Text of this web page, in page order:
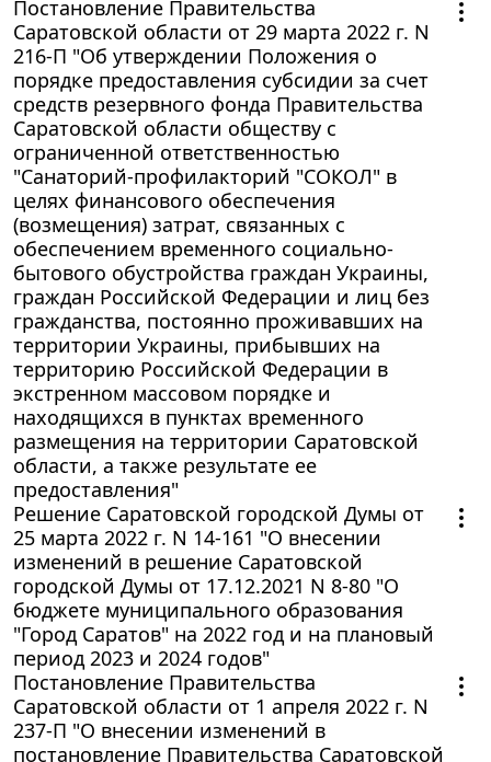
Постановление Правительства
Саратовской области от 29 марта 2022 г. N
216-П "Об утверждении Положения о
порядке предоставления субсидии за счет
средств резервного фонда Правительства
Саратовской области обществу с
ограниченной ответственностью
"Санаторий-профилакторий "СОКОЛ" в
целях финансового обеспечения
(возмещения) затрат, связанных с
обеспечением временного социально-
бытового обустройства граждан Украины,
граждан Российской Федерации и лиц без
гражданства, постоянно проживавших на
территории Украины, прибывших на
территорию Российской Федерации в
экстренном массовом порядке и
находящихся в пунктах временного
размещения на территории Саратовской
области, а также результате ее
предоставления"
Решение Саратовской городской Думы от
25 марта 2022 г. N 14-161 "О внесении
изменений в решение Саратовской
городской Думы от 17.12.2021 N 8-80 "О
бюджете муниципального образования
"Город Саратов" на 2022 год и на плановый
период 2023 и 2024 годов"
Постановление Правительства
Саратовской области от 1 апреля 2022 г. N
237-П "О внесении изменений в
постановление Правительства Саратовской